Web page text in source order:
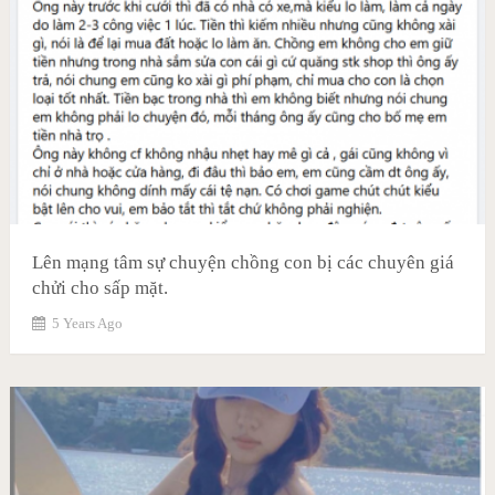
Lên mạng tâm sự chuyện chồng con bị các chuyên giá
chửi cho sấp mặt.
5 Years Ago